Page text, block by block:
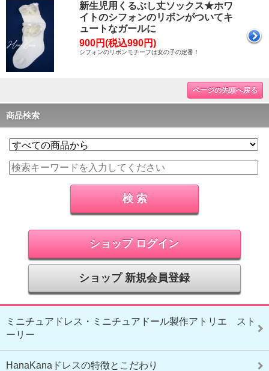
新生児用くるぶし丈ソックス★ホワ
イトのシフォンのリボンがついてキ
ュートなガールに
900円(税込990円)
シフォンのリボンモチーフは女の子の定番！
ページの先頭へ戻る
商品検索
ショップ ログイン
ショップ 新規会員登録
ミニチュアドレス・ミニチュアドール製作アトリエ スト
ーリー
HanaKanaドレスの特徴とこだわり